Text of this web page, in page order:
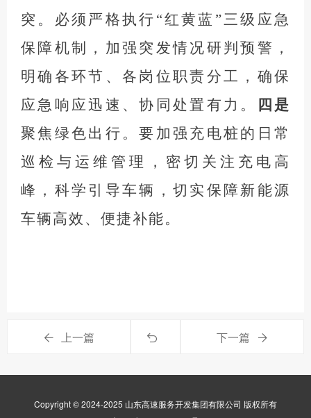
突。必须严格执行 “红黄蓝”三级应急
保障机制，加强突发情况研判预警，
明确各环节、各岗位职责分工，确保
应急响应迅速、协同处置有力。
四是
聚焦绿色出行。要加强充电桩的日常
巡检与运维管理，密切关注充电高
峰，科学引导车辆，切实保障新能源
车辆高效、便捷补能。
上一篇 下一篇
Copyright © 2024-2025 山东高速服务开发集团有限公司 版权所有